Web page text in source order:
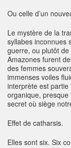
Ou celle d’un
Le mystère de la
syllabes inconnues
guerre, ou plutôt
Amazones furent
des femmes
immenses voiles
interprète est partie
organique, presque
secret où siège
Effet de catharsis.
Elles sont six. Six